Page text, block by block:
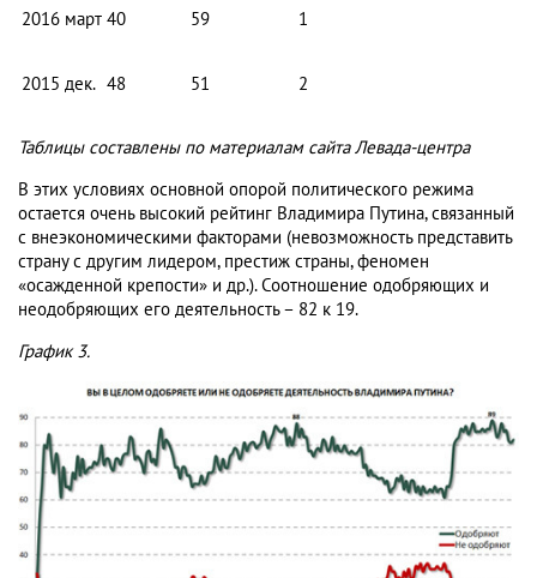
2016 март 40 59 1
2015 дек. 48 51 2
Таблицы составлены по материалам сайта Левада-центра
В этих условиях основной опорой политического режима
остается очень высокий рейтинг Владимира Путина, связанный
с внеэкономическими факторами (невозможность представить
страну с другим лидером, престиж страны, феномен
«осажденной крепости» и др.). Соотношение одобряющих и
неодобряющих его деятельность – 82 к 19.
График 3.